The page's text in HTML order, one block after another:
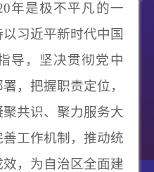
是极不平凡的一
习近平新时代中国
导，坚决贯彻党中
，把握职责定位，
共识、聚力服务大
工作机制，推动统
，为自治区全面建